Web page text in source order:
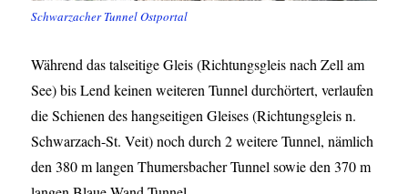
Schwarzacher Tunnel Ostportal
Während das talseitige Gleis (Richtungsgleis nach Zell am
See) bis Lend keinen weiteren Tunnel durchörtert, verlaufen
die Schienen des hangseitigen Gleises (Richtungsgleis n.
Schwarzach-St. Veit) noch durch 2 weitere Tunnel, nämlich
den 380 m langen Thumersbacher Tunnel sowie den 370 m